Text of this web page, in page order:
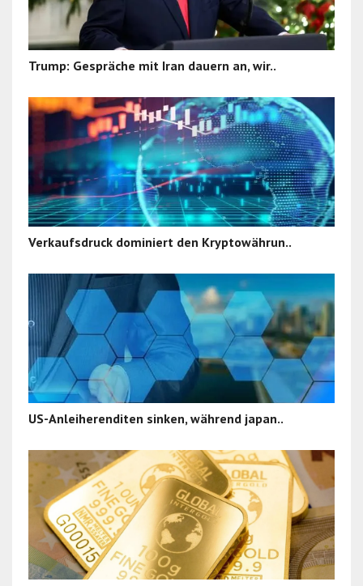
Trump: Gespräche mit Iran dauern an, wir..
Verkaufsdruck dominiert den Kryptowährun..
US-Anleiherenditen sinken, während japan..